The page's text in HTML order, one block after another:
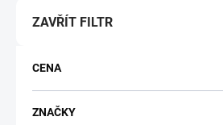
ZAVŘÍT FILTR
CENA
ZNAČKY